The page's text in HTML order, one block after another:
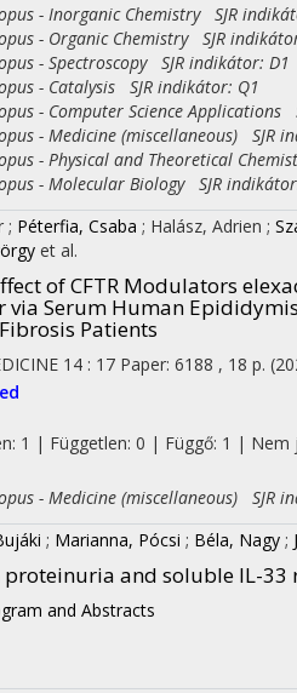
- Inorganic Chemistry SJR
- Organic Chemistry SJR
- Spectroscopy SJR indikátor: D1
- Catalysis SJR indikátor: Q1
- Computer Science Applications
- Medicine (miscellaneous) SJR
- Physical and Theoretical
- Molecular Biology SJR
; Péterfia, Csaba ; Halász, Adrien ;
et al.
of CFTR Modulators
Serum Human
Patients
14 : 17 Paper: 6188 , 18 p.
1 | Független: 0 | Függő: 1 |
- Medicine (miscellaneous) SJR
; Marianna, Pócsi ; Béla, Nagy ;
and soluble IL-
and Abstracts